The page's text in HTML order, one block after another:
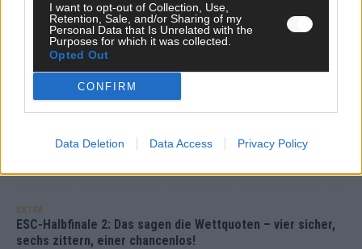
I want to opt-out of Collection, Use,
Retention, Sale, and/or Sharing of my
Personal Data that Is Unrelated with the
Purposes for which it was collected.
Opted Out
CONFIRM
Data Deletion Data Access Privacy Policy
KOMMENTAR
ESC-Finale morgen: Finnland Favorit, Australien
aufgestiegen – alle 25 Acts im Kurzcheck
Mai 2026
KOMMENTAR
war solide, aber kein Feuerwerk
EXTRA
ESC-Halbfinale 2: Das sagen die Wettquoten – vier sicher,
sechs zittern, einer chancenlos!